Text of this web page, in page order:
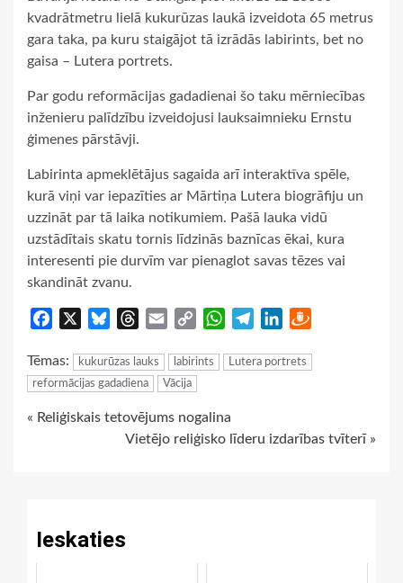
kvadrātmetru lielā kukurūzas laukā izveidota 65 metrus
gara taka, pa kuru staigājot tā izrādās labirints, bet no
gaisa – Lutera portrets.
Par godu reformācijas gadadienai šo taku mērniecības
inženieru palīdzību izveidojusi lauksaimnieku Ernstu
ģimenes pārstāvji.
Labirinta apmeklētājus sagaida arī interaktīva spēle,
kurā viņi var iepazīties ar Mārtiņa Lutera biogrāfiju un
uzzināt par tā laika notikumiem. Pašā lauka vidū
uzstādītais skatu tornis līdzinās baznīcas ēkai, kura
interesenti pie durvīm var pienaglot savas tēzes vai
skandināt zvanu.
Facebook BlueskyThreads
Email
Copy
WhatsApp
TelegramLinkedIn
Tēmas: kukurūzas lauks labirints
Lutera portrets
reformācijas gadadiena
Vācija
Continue
« Reliģiskais tetovējums nogalina
Vietējo reliģisko līderu izdarības tvīterī »
Ieskaties